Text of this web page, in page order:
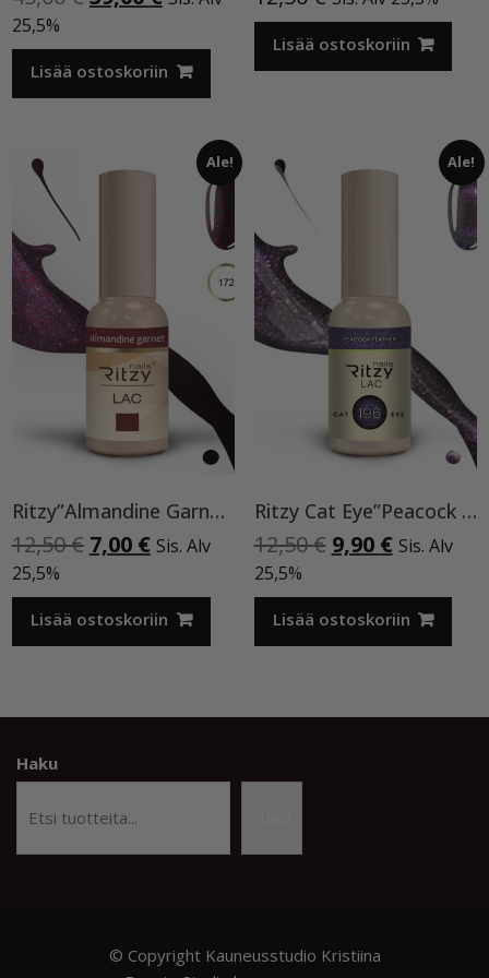
oli:
45,00 €.
on:
39,00 €.
25,5%
Lisää ostoskoriin
Lisää ostoskoriin
Ale!
Ritzy”Almandine Garnet”,9 ml TPO-VAPAA
12,50€ Alkuperäinen
oli:
12,50 €.
7,00 €Nykyinen
on:
7,00 €.
Sis. Alv
25,5%
Lisää ostoskoriin
Ale!
Ritzy Cat Eye”Peacock feather”196, geelilakka
12,50€ Alkuperäinen
oli:
12,50 €.
9,90 €Nykyinen
on:
9,90 €.
Sis. Alv
25,5%
Lisää ostoskoriin
Haku
© Copyright Kauneusstudio Kristiina